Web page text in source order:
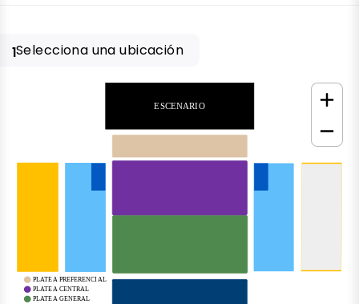
Selecciona una ubicación
1
ESCENARIO
PLATEA PREFERENCIAL
PLATEA CENTRAL
PLATEA GENERAL